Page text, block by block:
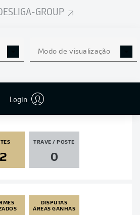
GROUP
Modo de visualização
Login
DA
2023/2024
PÊNALTIS
TRAVE / POSTE
0
DISPUTAS
ÁREAS GANHAS